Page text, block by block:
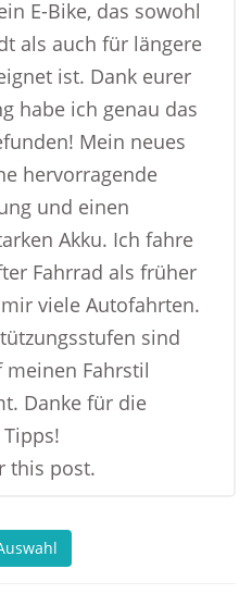
E-Bike, das sowohl
als auch für längere
ist. Dank eurer
habe ich genau das
Mein neues
hervorragende
und einen
Akku. Ich fahre
Fahrrad als früher
viele Autofahrten.
sind
meinen Fahrstil
Danke für die
this post.